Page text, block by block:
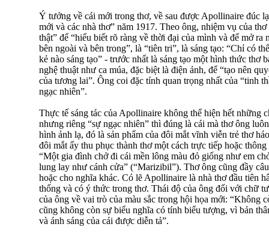
Ý tưởng về cái mới trong thơ, về sau được Apollinaire đúc
mới và các nhà thơ” năm 1917. Theo ông, nhiệm vụ của
thật” để “hiểu biết rõ ràng về thời đại của mình và để mở
bên ngoài và bên trong”, là “tiên tri”, là sáng tạo: “Chỉ có
kẻ nào sáng tạo” - trước nhất là sáng tạo một hình thức thơ
nghệ thuật như ca múa, đặc biệt là điện ảnh, để “tạo nên
của tương lai”. Ông coi đặc tính quan trọng nhất của “tinh
ngạc nhiên”.
Thực tế sáng tác của Apollinaire không thể hiện hết những
nhưng riêng “sự ngạc nhiên” thì đúng là cái mà thơ ông
hình ảnh lạ, đó là sản phẩm của đôi mắt vĩnh viễn trẻ thơ
đôi mắt ấy thu phục thành thơ một cách trực tiếp hoặc
“Một gia đình chở đi cái mền lông màu đỏ giống như em
lung lay như cánh cửa” (“Marizibil”). Thơ ông cũng đầy
hoặc cho nghĩa khác. Có lẽ Apollinaire là nhà thơ đầu tiên
thống và có ý thức trong thơ. Thái độ của ông đối với chữ
của ông về vai trò của màu sắc trong hội họa mới: “Không
cũng không còn sự biểu nghĩa có tính biểu tượng, vì bản
và ánh sáng của cái được diễn tả”.